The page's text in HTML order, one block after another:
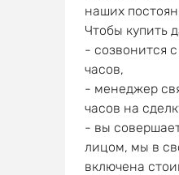
наших
Чтобы купить
- созвонится
часов,
- менеджер
часов на
- вы
лицом, мы в
включена